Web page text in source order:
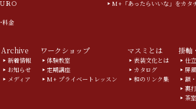
ＲＯ
料金
M+「あったらいいな」をカタ
Archive
新着情報
お知らせ
メディア
ワークショップ
体験教室
定期講座
M+ プライベートレッスン
マスミとは
表装文化とは
カタログ
和のリンク集
掛軸
仕
屏風
額
裏打
茶